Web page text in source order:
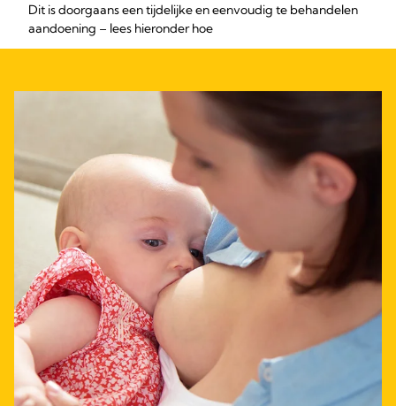
Dit is doorgaans een tijdelijke en eenvoudig te behandelen
aandoening – lees hieronder hoe